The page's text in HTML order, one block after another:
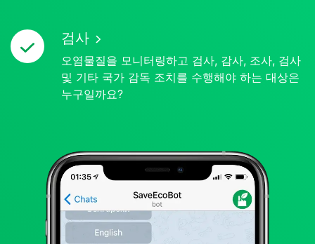
검사
오염물질을 모니터링하고 검사, 감사, 조사, 검사
및 기타 국가 감독 조치를 수행해야 하는 대상은
누구일까요?